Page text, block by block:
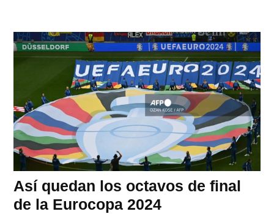
Así quedan los octavos de final
de la Eurocopa 2024